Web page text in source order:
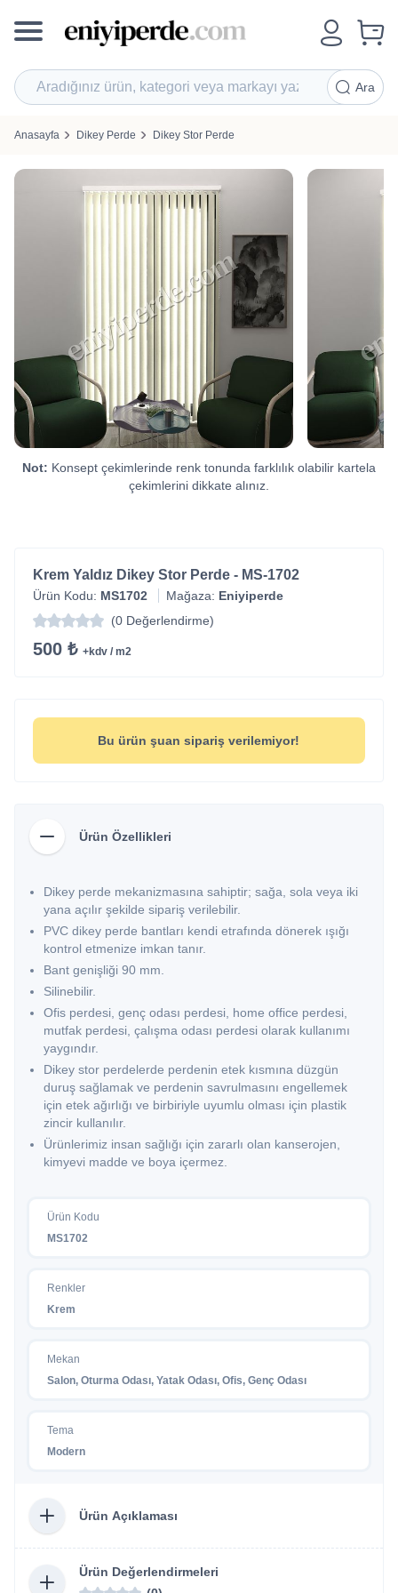
Ara
Anasayfa Dikey Perde Dikey Stor Perde
Not: Konsept çekimlerinde renk tonunda farklılık olabilir kartela
çekimlerini dikkate alınız.
Krem Yaldız Dikey Stor Perde - MS-1702
Ürün Kodu: MS1702 Mağaza: Eniyiperde
(0 Değerlendirme)
500 ₺ +kdv / m2
Bu ürün şuan sipariş verilemiyor!
Ürün Özellikleri
Dikey perde mekanizmasına sahiptir; sağa, sola veya iki
yana açılır şekilde sipariş verilebilir.
PVC dikey perde bantları kendi etrafında dönerek ışığı
kontrol etmenize imkan tanır.
Bant genişliği 90 mm.
Silinebilir.
Ofis perdesi, genç odası perdesi, home office perdesi,
mutfak perdesi, çalışma odası perdesi olarak kullanımı
yaygındır.
Dikey stor perdelerde perdenin etek kısmına düzgün
duruş sağlamak ve perdenin savrulmasını engellemek
için etek ağırlığı ve birbiriyle uyumlu olması için plastik
zincir kullanılır.
Ürünlerimiz insan sağlığı için zararlı olan kanserojen,
kimyevi madde ve boya içermez.
Ürün Kodu
MS1702
Renkler
Krem
Mekan
Salon, Oturma Odası, Yatak Odası, Ofis, Genç Odası
Tema
Modern
Ürün Açıklaması
Ürün Değerlendirmeleri